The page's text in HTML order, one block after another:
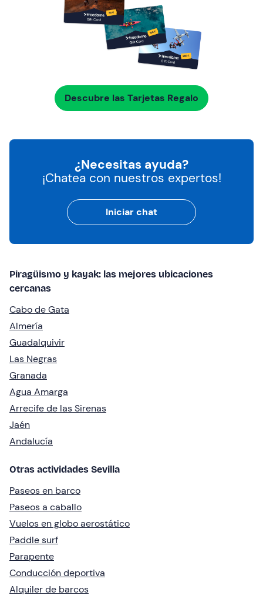
Descubre las Tarjetas Regalo
¿Necesitas ayuda?
¡Chatea con nuestros expertos!
Iniciar chat
Piragüismo y kayak: las mejores ubicaciones
cercanas
Cabo de Gata
Almería
Guadalquivir
Las Negras
Granada
Agua Amarga
Arrecife de las Sirenas
Jaén
Andalucía
Otras actividades Sevilla
Paseos en barco
Paseos a caballo
Vuelos en globo aerostático
Paddle surf
Parapente
Conducción deportiva
Alquiler de barcos